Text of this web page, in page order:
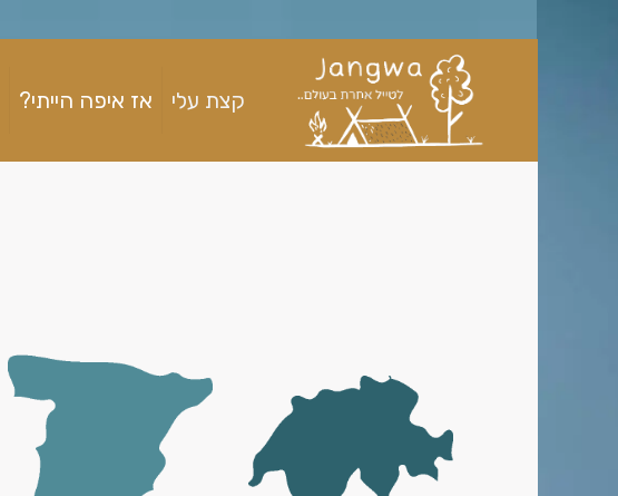
קצת עלי אז איפה הייתי?